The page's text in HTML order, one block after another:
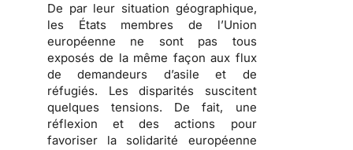
De par leur situation géographique,
les États membres de l’Union
européenne ne sont pas tous
exposés de la même façon aux flux
de demandeurs d’asile et de
réfugiés. Les disparités suscitent
quelques tensions. De fait, une
réflexion et des actions pour
favoriser la solidarité européenne